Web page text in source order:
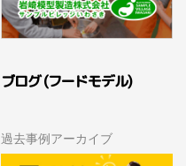
ブログ (フードモデル)
過去事例アーカイブ